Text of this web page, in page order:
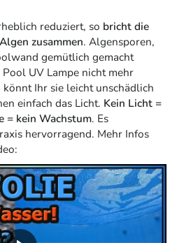
reduziert, so bricht die
zusammen. Algensporen,
gemütlich gemacht
UV Lampe nicht mehr
Ihr sie leicht unschädlich
einfach das Licht. Kein Licht =
= kein Wachstum. Es
hervorragend. Mehr Infos